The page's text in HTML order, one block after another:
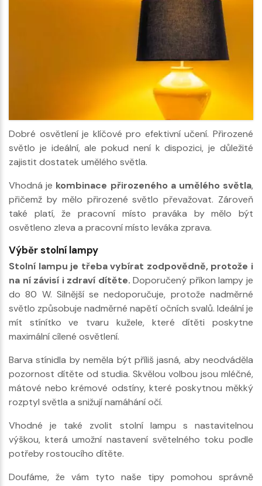
Dobré osvětlení je klíčové pro efektivní učení. Přirozené
světlo je ideální, ale pokud není k dispozici, je důležité
zajistit dostatek umělého světla.
Vhodná je kombinace přirozeného a umělého světla,
přičemž by mělo přirozené světlo převažovat. Zároveň
také platí, že pracovní místo praváka by mělo být
osvětleno zleva a pracovní místo leváka zprava.
Výběr stolní lampy
Stolní lampu je třeba vybírat zodpovědně, protože i
na ní závisí i zdraví dítěte.Doporučený příkon lampy je
do 80 W. Silnější se nedoporučuje, protože nadměrné
světlo způsobuje nadměrné napětí očních svalů. Ideální je
mít stínítko ve tvaru kužele, které dítěti poskytne
maximální cílené osvětlení.
Barva stínidla by neměla být příliš jasná, aby neodváděla
pozornost dítěte od studia. Skvělou volbou jsou mléčné,
mátové nebo krémové odstíny, které poskytnou měkký
rozptyl světla a snižují namáhání očí.
Vhodné je také zvolit stolní lampu s nastavitelnou
výškou, která umožní nastavení světelného toku podle
potřeby rostoucího dítěte.
Doufáme, že vám tyto naše tipy pomohou správně